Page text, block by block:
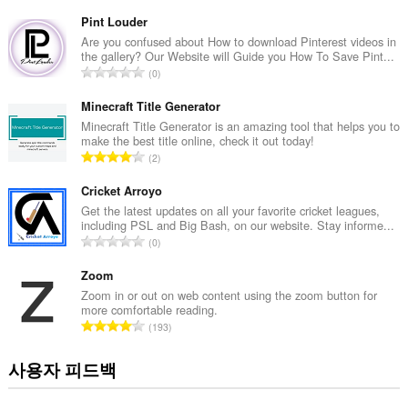
액
세
스
할
수
니
다.
급
수
:
Pint Louder
Are you confused about How to download Pinterest videos in
the gallery? Our Website will Guide you How To Save Pint...
총
급
수
:
0
Minecraft Title Generator
Minecraft Title Generator is an amazing tool that helps you to
make the best title online, check it out today!
총
급
수
:
2
Cricket Arroyo
Get the latest updates on all your favorite cricket leagues,
including PSL and Big Bash, on our website. Stay informe...
총
수
:
0
Zoom
Zoom in or out on web content using the zoom button for
more comfortable reading.
총193
사용자 피드백